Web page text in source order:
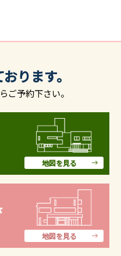
ります。
ご予約下さい。
地図を見る
地図を見る